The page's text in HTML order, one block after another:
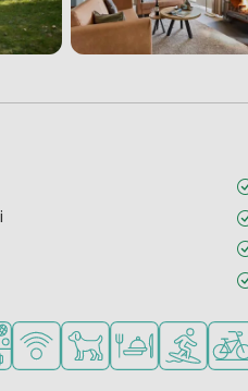
jonge kinderen
voor tieners
mogelijkheden om te
WiFi beschikbaar
Huisdieren toegestaan
Restaurant of